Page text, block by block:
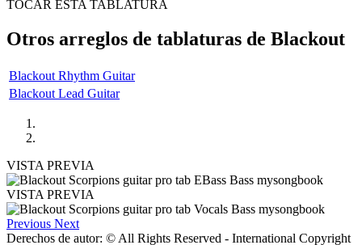
TOCAR ESTA TABLATURA
Otros arreglos de tablaturas de Blackout
Blackout Rhythm Guitar
Blackout Lead Guitar
VISTA PREVIA
VISTA PREVIA
Previous Next
Derechos de autor: © All Rights Reserved - International Copyright